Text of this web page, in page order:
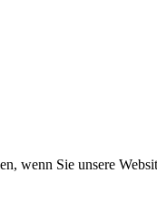
wenn Sie unsere